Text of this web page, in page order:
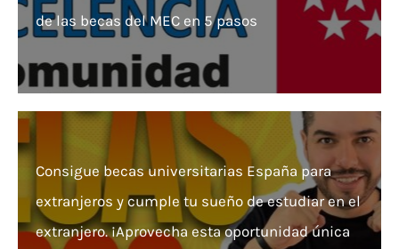
de las becas del MEC en 5 pasos
Consigue becas universitarias España para
extranjeros y cumple tu sueño de estudiar en el
extranjero. ¡Aprovecha esta oportunidad única